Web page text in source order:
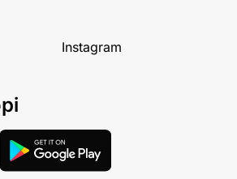
Instagram